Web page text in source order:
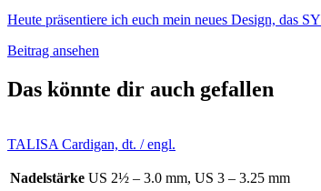
Heute präsentiere ich euch mein neues Design, das
Beitrag ansehen
Das könnte dir auch gefallen
TALISA Cardigan, dt. / engl.
Nadelstärke US 2½ – 3.0 mm, US 3 – 3.25 mm